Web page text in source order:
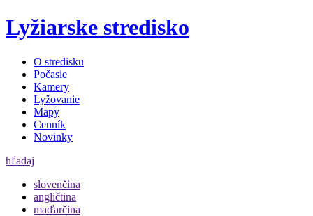
Lyžiarske stredisko
O stredisku
Počasie
Kamery
Lyžovanie
Mapy
Cenník
Novinky
hľadaj
slovenčina
angličtina
maďarčina